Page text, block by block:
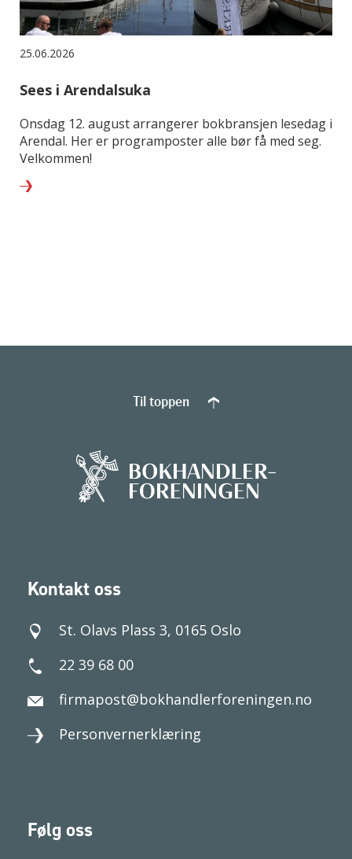
25.06.2026
Sees i Arendalsuka
Onsdag 12. august arrangerer bokbransjen lesedag i
Arendal. Her er programposter alle bør få med seg.
Velkommen!
Kontakt oss
St. Olavs Plass 3, 0165 Oslo
22 39 68 00
firmapost@bokhandlerforeningen.no
Personvernerklæring
Følg oss
Til toppen